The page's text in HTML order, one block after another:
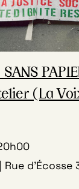
SANS
(La
Rue d'Écosse